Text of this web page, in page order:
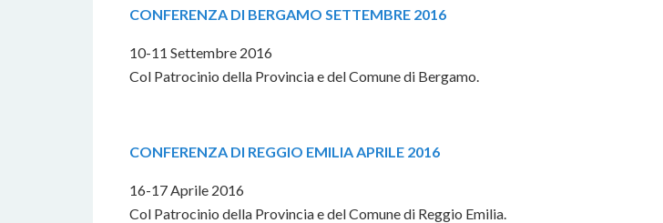
CONFERENZA DI BERGAMO SETTEMBRE 2016
10-11 Settembre 2016
Col Patrocinio della Provincia e del Comune di Bergamo.
CONFERENZA DI REGGIO EMILIA APRILE 2016
16-17 Aprile 2016
Col Patrocinio della Provincia e del Comune di Reggio Emilia.